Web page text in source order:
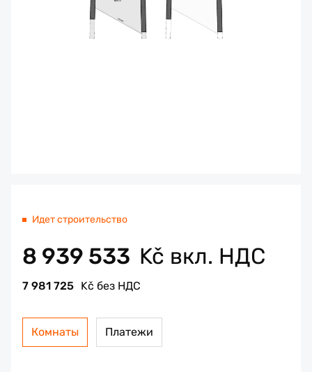
Идет строительство
8 939 533 Kč вкл. НДС
7 981 725 Kč без НДС
Комнаты Платежи